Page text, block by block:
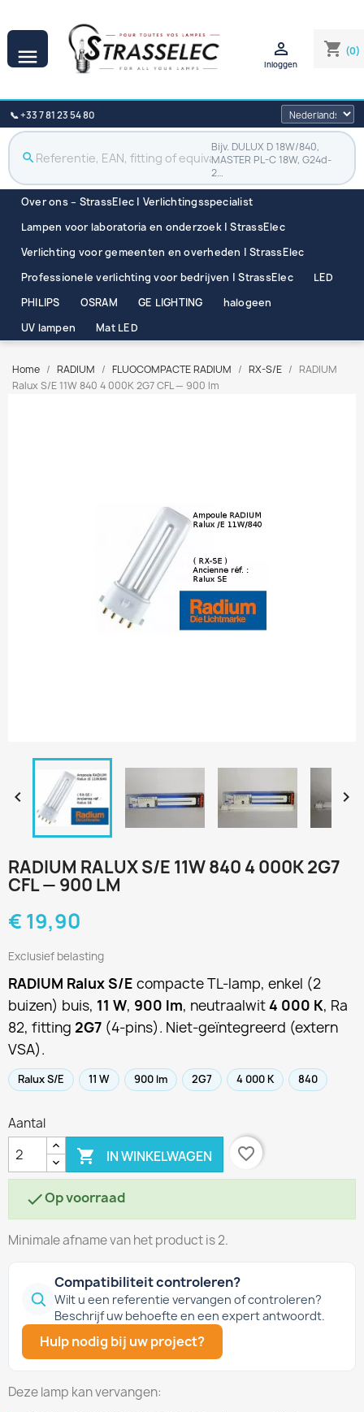
 shopping_cart (0)

Inloggen
📞 +33 7 81 23 54 80
search
Bijv. DULUX D 18W/840,
MASTER PL-C 18W, G24d-
2…
Over ons – StrassElec | Verlichtingsspecialist
Lampen voor laboratoria en onderzoek | StrassElec
Verlichting voor gemeenten en overheden | StrassElec
Professionele verlichting voor bedrijven | StrassElec
LED
PHILIPS
OSRAM GE LIGHTING
halogeen
UV lampen
Mat LED
Home RADIUM FLUOCOMPACTE RADIUM RX-S/E
RADIUM
Ralux S/E 11W 840 4 000K 2G7 CFL — 900 lm
 
RADIUM RALUX S/E 11W 840 4 000K 2G7
CFL — 900 LM
€ 19,90
Exclusief belasting
RADIUM Ralux S/E compacte TL-lamp, enkel (2
buizen) buis, 11 W, 900 lm, neutraalwit4 000 K, Ra
82, fitting 2G7 (4-pins). Niet-geïntegreerd (extern
VSA).
Ralux S/E 11 W 900 lm 2G7 4 000 K 840
Aantal
 IN WINKELWAGEN favorite_border
Op voorraad
Minimale afname van het product is 2.
Compatibiliteit controleren?
Wilt u een referentie vervangen of controleren?
Beschrijf uw behoefte en een expert antwoordt.
Hulp nodig bij uw project?
Deze lamp kan vervangen: